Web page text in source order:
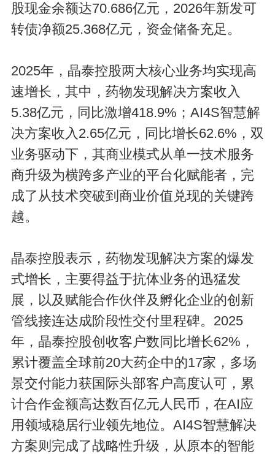
股现金余额达70.686亿元，2026年新发可
转债净额25.368亿元，资金储备充足。
2025年，晶泰控股两大核心业务均实现高
速增长，其中，药物发现解决方案收入
5.38亿元，同比激增418.9%；AI4S智慧解
决方案收入2.65亿元，同比增长62.6%，双
业务驱动下，其商业模式从单一技术服务
商升级为横跨多产业的平台化赋能者，完
成了从技术突破到商业价值兑现的关键跨
越。
晶泰控股表示，药物发现解决方案的爆发
式增长，主要得益于抗体业务的迅猛发
展，以及赋能合作伙伴及孵化企业的创新
管线接连达成阶段性交付里程碑。2025
年，晶泰控股创收客户数同比增长62%，
累计覆盖全球前20大药企中的17家，多场
景交付能力获国际头部客户高度认可，累
计合作金额高达数百亿元人民币，在AI应
用领域稳居行业领先地位。AI4S智慧解决
方案则完成了战略性升级，从原本的智能